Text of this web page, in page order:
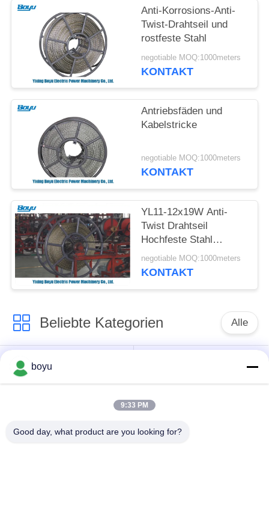
PRIVACY
POLICY
Anti-Korrosions-Anti-
Twist-Drahtseil und
rostfeste Stahl
negotiable MOQ:1000meters
KONTAKT
Antriebsfäden und
Kabelstricke
negotiable MOQ:1000meters
KONTAKT
YL11-12x19W Anti-
Twist Drahtseil
Hochfeste Stahl
geflochten
negotiable MOQ:1000meters
KONTAKT
Beliebte Kategorien Alle
Übertragungsleitung,
die Ausrüstung
Spannung, die
Gegendrehdrahtseil
boyu
9:33 PM
Good day, what product are you looking for?